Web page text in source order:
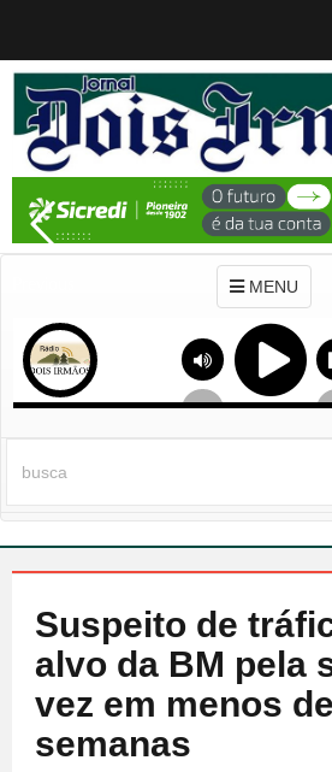
MENU
Suspeito de
alvo da BM pela
vez em menos
semanas